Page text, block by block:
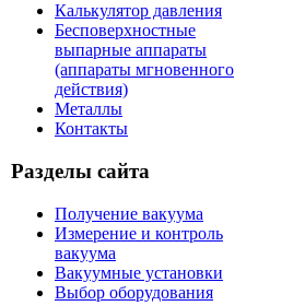
Калькулятор давления
Бесповерхностные
выпарные аппараты
(аппараты мгновенного
действия)
Металлы
Контакты
Разделы сайта
Получение вакуума
Измерение и контроль
вакуума
Вакуумные установки
Выбор оборудования